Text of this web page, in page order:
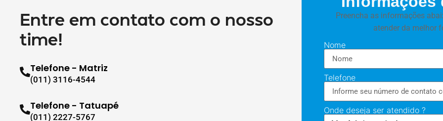
Entre em contato com o nosso
time!
Telefone - Matriz
(011) 3116-4544
Telefone - Tatuapé
(011) 2227-5767
Preencha as informações
atender da melhor
Nome
Telefone
Onde deseja ser atendido ?